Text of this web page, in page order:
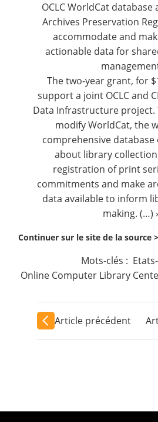
OCLC WorldCat database
Archives Preservation
accommodate and
actionable data for
The two-year grant, for
support a joint OCLC and
Data Infrastructure project.
modifyWorldCat, the
comprehensive
about library
registration of print
commitments and make
data available to inform
making. (…)
Continuer sur le site de la source >
Mots-clés :
Online Computer Library
Article précédent